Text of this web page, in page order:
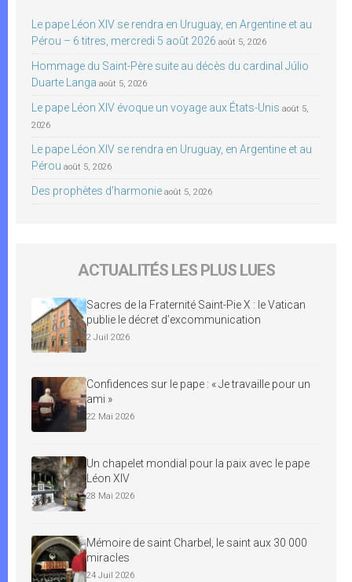
Le pape Léon XIV se rendra en Uruguay, en Argentine et au
Pérou – 6 titres, mercredi 5 août 2026 août 5, 2026
Hommage du Saint-Père suite au décès du cardinal Júlio
Duarte Langa août 5, 2026
Le pape Léon XIV évoque un voyage aux États-Unis août 5,
2026
Le pape Léon XIV se rendra en Uruguay, en Argentine et au
Pérou août 5, 2026
Des prophètes d’harmonie août 5, 2026
ACTUALITÉS LES PLUS LUES
Sacres de la Fraternité Saint-Pie X : le Vatican
publie le décret d’excommunication
2 Juil 2026
Confidences sur le pape : « Je travaille pour un
ami »
22 Mai 2026
Un chapelet mondial pour la paix avec le pape
Léon XIV
28 Mai 2026
Mémoire de saint Charbel, le saint aux 30 000
miracles
24 Juil 2026